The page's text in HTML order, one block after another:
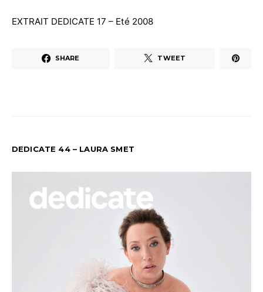
EXTRAIT DEDICATE 17 – Eté 2008
SHARE TWEET
DEDICATE 44 – LAURA SMET